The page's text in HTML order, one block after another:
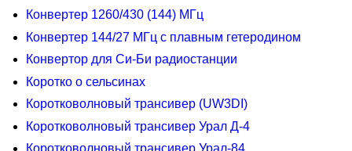
Конвертер 1260/430 (144) МГц
Конвертер 144/27 МГц с плавным гетеродином
Конвертор для Си-Би радиостанции
Коротко о сельсинах
Коротковолновый трансивер (UW3DI)
Коротковолновый трансивер Урал Д-4